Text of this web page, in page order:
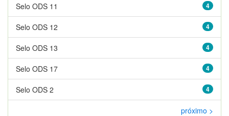
4
Selo ODS 11
4
Selo ODS 12
4
Selo ODS 13
4
Selo ODS 17
4
Selo ODS 2
próximo >